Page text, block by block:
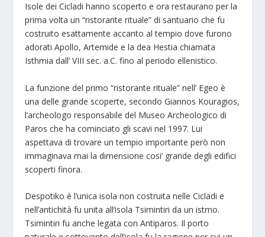
Isole dei Cicladi hanno scoperto e ora restaurano per la
prima volta un “ristorante rituale” di santuario che fu
costruito esattamente accanto al tempio dove furono
adorati Apollo, Artemide e la dea Hestia chiamata
Isthmia dall’ VIII sec. a.C. fino al periodo ellenistico.
La funzione del primo “ristorante rituale” nell’ Egeo è
una delle grande scoperte, secondo Giannos Kouragios,
l’archeologo responsabile del Museo Archeologico di
Paros che ha cominciato gli scavi nel 1997. Lui
aspettava di trovare un tempio importante però non
immaginava mai la dimensione cosi’ grande degli edifici
scoperti finora.
Despotiko è l’unica isola non costruita nelle Cicladi e
nell’antichità fu unita all’isola Tsimintiri da un istmo.
Tsimintiri fu anche legata con Antiparos. Il porto